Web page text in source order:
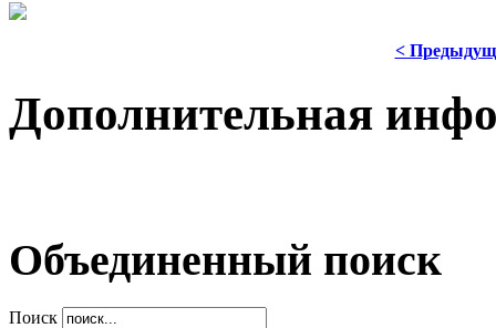
<
Дополнительная
Объединенный поиск
Поиск